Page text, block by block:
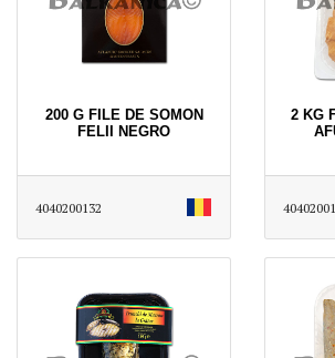
200 G FILE DE SOMON
FELII NEGRO
4040200132
2 KG